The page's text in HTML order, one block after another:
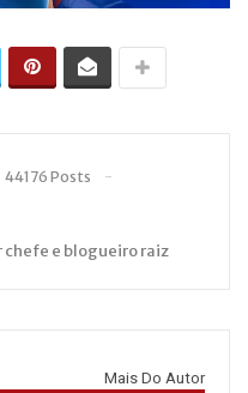
44176 Posts
chefe e blogueiro raiz
Mais Do Autor